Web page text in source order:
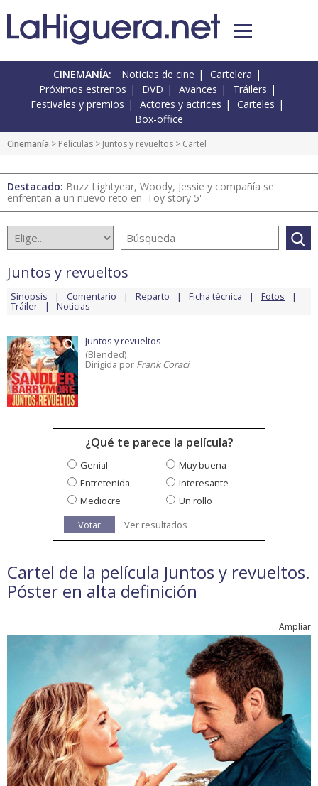
CINEMANÍA: Noticias de cine
Cartelera
Próximos estrenos
DVD Avances
Tráilers
Festivales y premios
Actores y actrices
Carteles
Box-office
Cinemanía > Películas > Juntos y revueltos > Cartel
Destacado: Buzz Lightyear, Woody, Jessie y compañía se
enfrentan a un nuevo reto en 'Toy story 5'
Juntos y revueltos
Sinopsis Comentario Reparto Ficha técnica Fotos
Tráiler Noticias
Juntos y revueltos
(Blended)
Dirigida por Frank Coraci
¿Qué te parece la película?
Genial
Muy buena
Entretenida
Interesante
Mediocre
Un rollo
Votar
Ver resultados
Cartel de la película Juntos y revueltos.
Póster en alta definición
Ampliar